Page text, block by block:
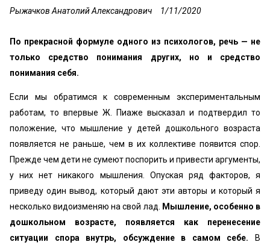
Рыжачков Анатолий Александрович 1/11/2020
По прекрасной формуле одного из психологов, речь — не
только средство понимания других, но и средство
понимания себя.
Если мы обратимся к современным экспериментальным
работам, то впервые Ж. Пиаже высказал и подтвердил то
положение, что мышление у детей дошкольного возраста
появляется не раньше, чем в их коллективе появится спор.
Прежде чем дети не сумеют поспорить и привести аргументы,
у них нет никакого мышления. Опуская ряд факторов, я
приведу один вывод, который дают эти авторы и который я
несколько видоизменяю на свой лад.
Мышление, особенно в
дошкольном возрасте, появляется как перенесение
ситуации спора внутрь, обсуждение в самом себе. В